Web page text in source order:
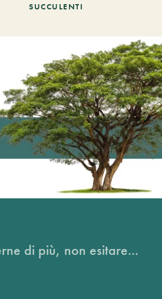
SUCCULENTI
di più, non esitare...